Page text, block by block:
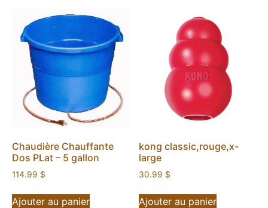
Chaudière Chauffante
Dos PLat – 5 gallon
114.99 $
Ajouter au panier
kong classic,rouge,x-
large
30.99 $
Ajouter au panier